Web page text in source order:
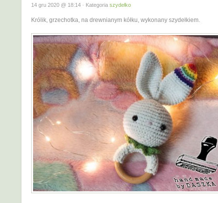
14 gru 2020 @ 18:14 · Kategoria szydełko
Królik, grzechotka, na drewnianym kółku, wykonany szydełkiem.